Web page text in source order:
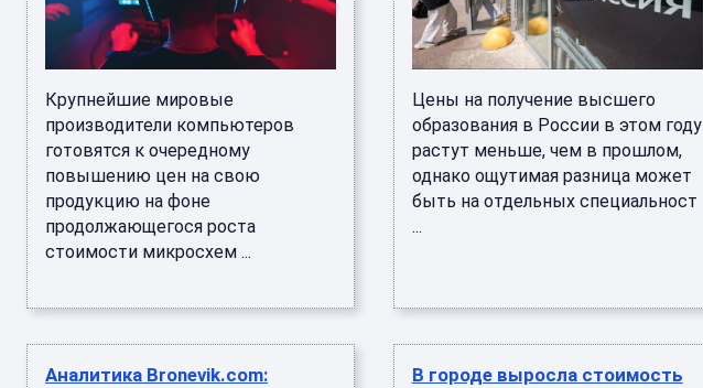
Крупнейшие мировые
производители компьютеров
готовятся к очередному
повышению цен на свою
продукцию на фоне
продолжающегося роста
стоимости микросхем ...
Цены на получение высшего
образования в России в этом году
растут меньше, чем в прошлом,
однако ощутимая разница может
быть на отдельных специальност
...
Аналитика Bronevik.com:
В городе выросла стоимость